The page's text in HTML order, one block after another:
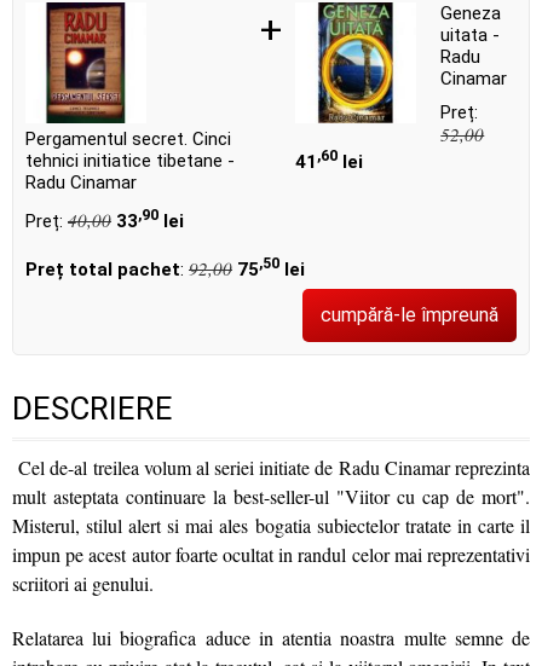
Pergamentul secret. Cinci
tehnici initiatice tibetane -
Radu Cinamar
Preț: 40,00 33,90 lei
+
Geneza
uitata -
Radu
Cinamar
Preț:
52,00
41,60 lei
Preț total pachet: 92,00 75,50 lei
cumpără-le împreună
DESCRIERE
Cel de-al treilea volum al seriei initiate de Radu Cinamar reprezinta
mult asteptata continuare la best-seller-ul "Viitor cu cap de mort".
Misterul, stilul alert si mai ales bogatia subiectelor tratate in carte il
impun pe acest autor foarte ocultat in randul celor mai reprezentativi
scriitori ai genului.
Relatarea lui biografica aduce in atentia noastra multe semne de